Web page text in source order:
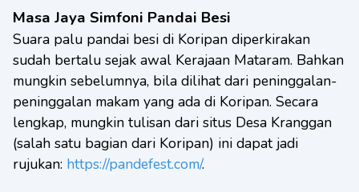
Masa Jaya Simfoni Pandai Besi
Suara palu pandai besi di Koripan diperkirakan
sudah bertalu sejak awal Kerajaan Mataram. Bahkan
mungkin sebelumnya, bila dilihat dari peninggalan-
peninggalan makam yang ada di Koripan. Secara
lengkap, mungkin tulisan dari situs Desa Kranggan
(salah satu bagian dari Koripan) ini dapat jadi
rujukan: https://pandefest.com/.